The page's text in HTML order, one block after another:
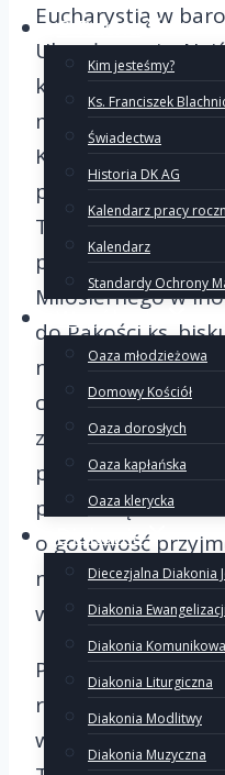
O Ruchu
Kim jesteśmy?
Ks. Franciszek
Świadectwa
Historia DK AG
Kalendarz pracy
Kalendarz
Standardy Ochrony
Wspólnoty
Oaza młodzieżowa
Domowy Kościół
Oaza dorosłych
Oaza kapłańska
Oaza klerycka
Diakonie
Diecezjalna Diakonia
Diakonia Ewangelizacji
Diakonia
Diakonia Liturgiczna
Diakonia Modlitwy
Diakonia Muzyczna
Eucharystią w
Ukrzyżowania.
koncelebrowali ks.
moderator
Kościoła, ks. Piotr
parafii pw.
Trzemesznie oraz
proboszcz parafii
Miłosiernego w
do Pakości ks.
niestety nie
chorobę, przesłał
zgromadzonych
pozdrowienia. W
przez księdza
o gotowość
naszym życiu na
wypowiadającego
Po zakończonej
relikwie Krzyża
wyruszyliśmy na